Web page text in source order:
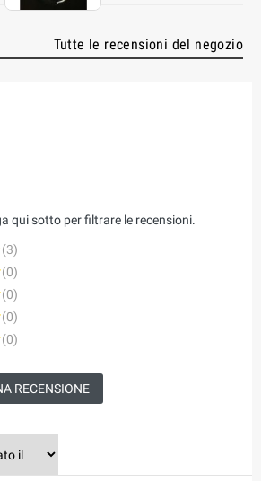
Tutte le recensioni del negozio
qui sotto per filtrare le recensioni.
(3)
(0)
(0)
(0)
(0)
RECENSIONE